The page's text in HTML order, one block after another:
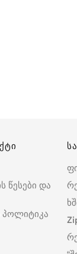
წესები და